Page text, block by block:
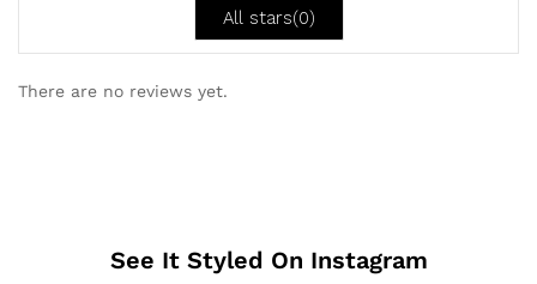
All stars(0)
There are no reviews yet.
See It Styled On Instagram